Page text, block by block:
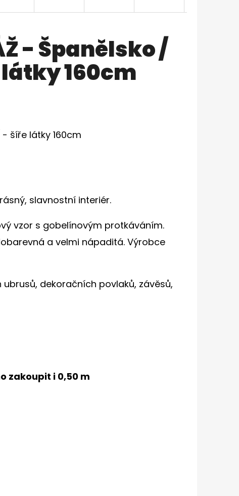
- Španělsko /
látky 160cm
- šíře látky 160cm
slavnostní interiér.
vzor s gobelínovým protkáváním.
a velmi nápaditá. Výrobce
dekoračních povlaků, závěsů,
zakoupit i 0,50 m